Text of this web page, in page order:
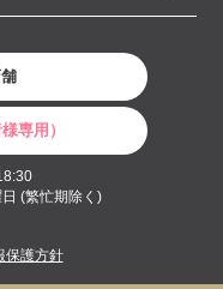
専用）
(繁忙期除く)
保護方針